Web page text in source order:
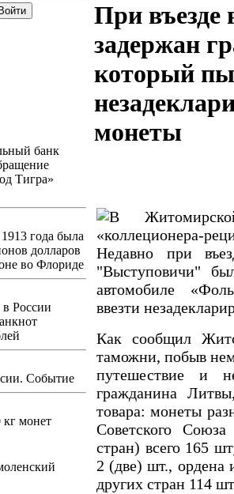
банк
Тигра»
года была
долларов
во Флориде
в России
Событие
монет
При въезде
задержан
который
монеты
Недавно при
"Выступовичи"
автомобиле
ввезти
Как сообщил
таможни, побыв
путешествие и
гражданина
товара: монеты
Советского
стран) всего 165
2 (две) шт., ордена
других стран 114